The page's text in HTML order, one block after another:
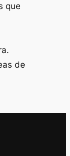
que
de